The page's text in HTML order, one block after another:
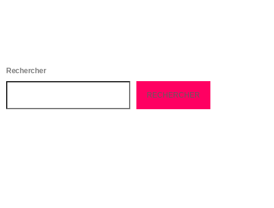
Rechercher
RECHERCHER